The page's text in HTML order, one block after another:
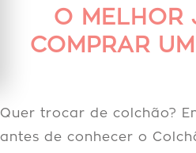
O MELHOR
COMPRAR
Quer trocar de colchão?
antes de conhecer o